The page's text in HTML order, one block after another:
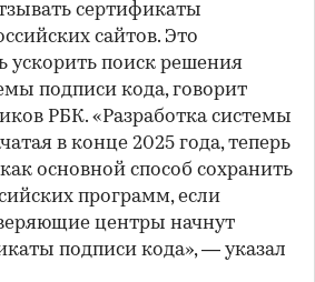
сертификаты
сайтов. Это
ускорить поиск решения
подписи кода, говорит
РБК. «Разработка системы
в конце 2025 года, теперь
основной способ сохранить
программ, если
центры начнут
подписи кода», — указал